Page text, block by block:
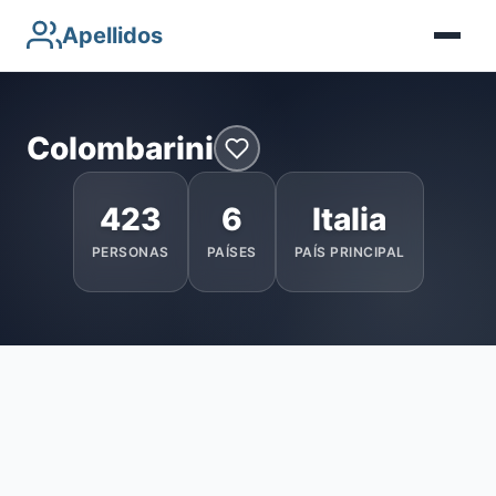
Apellidos
Colombarini
423
PERSONAS
6
PAÍSES
Italia
PAÍS PRINCIPAL